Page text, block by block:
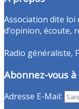
Association dite loi
d’opinion, écoute,
Radio généraliste,
Abonnez-vous
Adresse E-Mail: